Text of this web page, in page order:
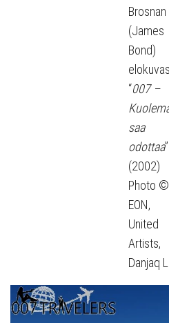
Brosnan
(James
Bond)
“007 –
saa
odottaa”
(2002)
Photo ©
EON,
United
Artists,
Danjaq